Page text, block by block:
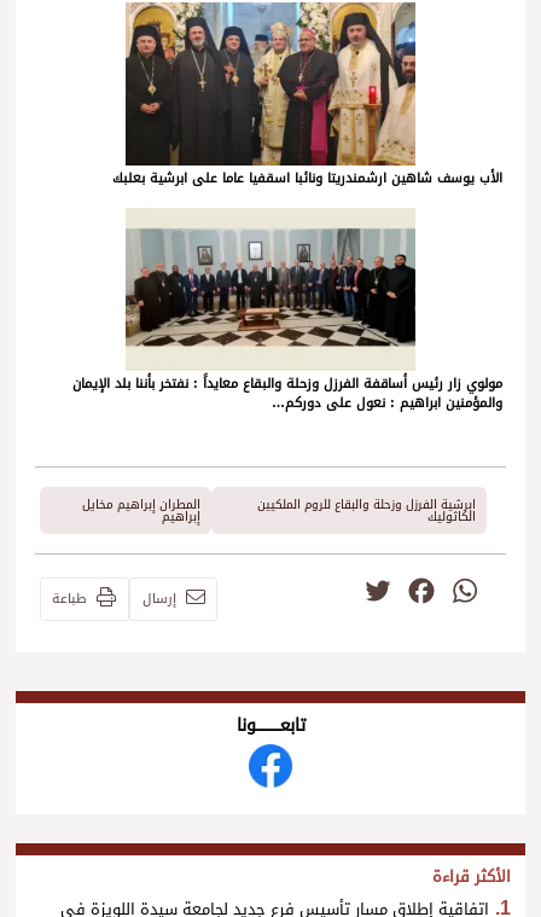
الأب يوسف شاهين ارشمندريتا ونائبا اسقفيا عاما على ابرشية بعلبك
مولوي زار رئيس أساقفة الفرزل وزحلة والبقاع معايداً : نفتخر بأننا بلد الإيمان
والمؤمنين ابراهيم : نعول على دوركم…
ابرشية الفرزل وزحلة والبقاع للروم الملكيين
الكاثوليك
المطران إبراهيم مخايل
إبراهيم
WhatsApp
Facebook إرسال طباعة
تابعــــــــــونا
الأكثر قراءة
اتفاقية إطلاق مسار تأسيس فرع جديد لجامعة سيدة اللويزة في